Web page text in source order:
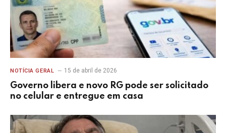
NOTÍCIA GERAL 15 de abril de 2026
Governo libera e novo RG pode ser solicitado
no celular e entregue em casa